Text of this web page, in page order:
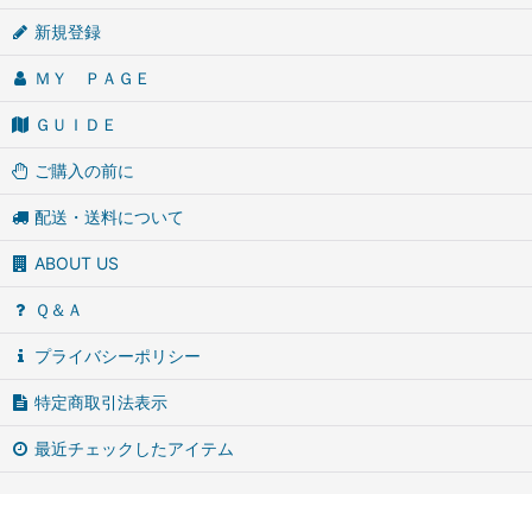
新規登録
ＭＹ ＰＡＧＥ
ＧＵＩＤＥ
ご購入の前に
配送・送料について
ABOUT US
Ｑ＆Ａ
プライバシーポリシー
特定商取引法表示
最近チェックしたアイテム